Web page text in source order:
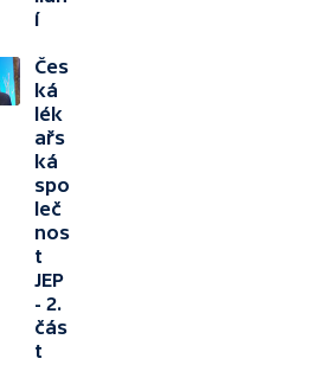
í
Čes
ká
lék
ařs
ká
spo
leč
nos
t
JEP
- 2.
čás
t